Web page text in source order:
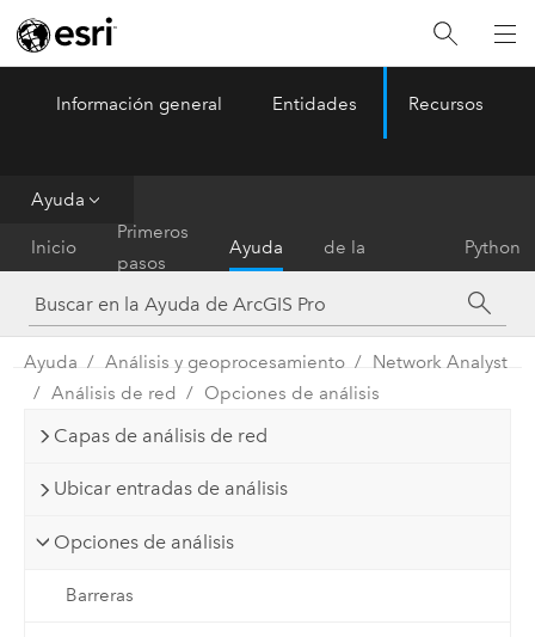
ArcGIS Pro Menu
Información general Entidades Recursos
Ayuda
Inicio
Primeros
pasos
Ayuda
de la
herramienta
Python
Ayuda Análisis y geoprocesamiento
Network Analyst
Análisis de red
Opciones de análisis
Capas de análisis de red
Ubicar entradas de análisis
Opciones de análisis
Barreras